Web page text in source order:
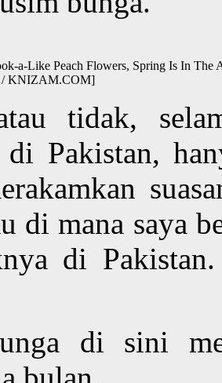
a-Like Peach Flowers, Spring Is In
KNIZAM.COM]
tidak,
di Pakistan,
di mana saya
di
di sini